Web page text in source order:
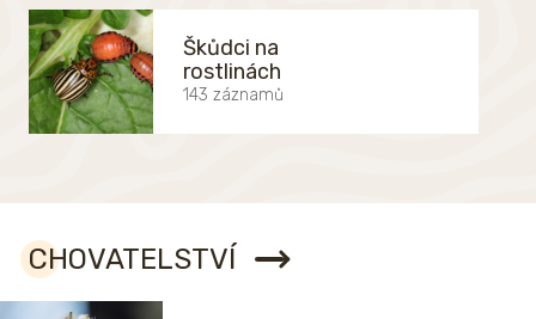
Škůdci na
rostlinách
143 záznamů
CHOVATELSTVÍ